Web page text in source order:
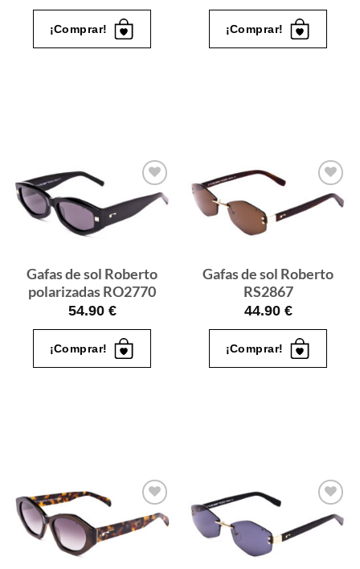
¡Comprar! ¡Comprar!
Gafas
de sol
Gafas de sol Roberto
polarizadas RO2770
54.90 €
¡Comprar!
Gafas
de sol
Gafas de sol Roberto
RS2867
44.90 €
¡Comprar!
Gafas
de sol
Gafas
de sol